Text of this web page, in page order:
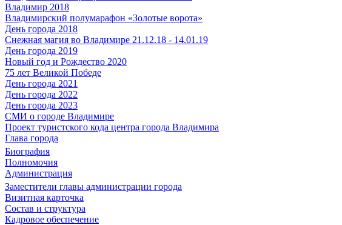
Владимир 2018
Владимирский полумарафон «Золотые ворота»
День города 2018
Снежная магия во Владимире 21.12.18 - 14.01.19
День города 2019
Новый год и Рождество 2020
75 лет Великой Победе
День города 2021
День города 2022
День города 2023
СМИ о городе Владимире
Проект туристского кода центра города Владимира
Глава города
Биография
Полномочия
Администрация
Заместители главы администрации города
Визитная карточка
Состав и структура
Кадровое обеспечение